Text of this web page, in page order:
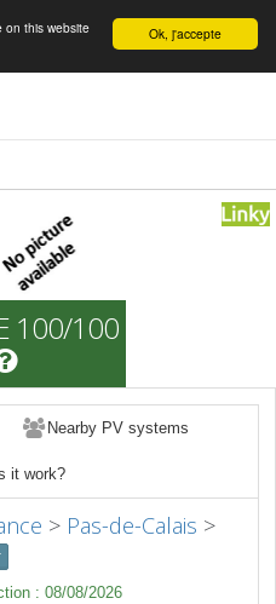
English Ok, j'accepte
on this website
100/100
Nearby PV systems
it work?
> Pas-de-Calais >
: 08/08/2026